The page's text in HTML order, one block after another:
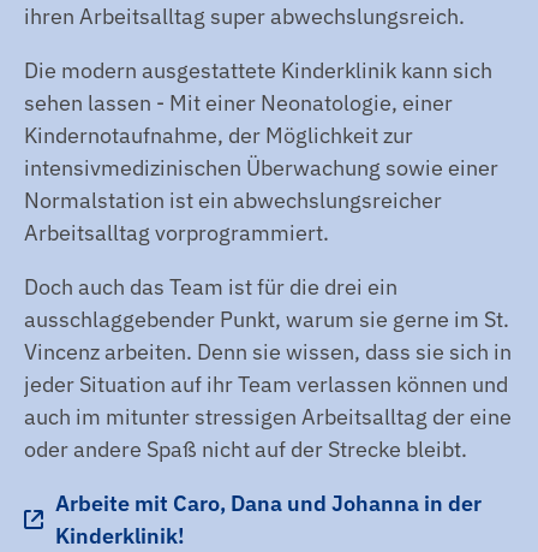
ihren Arbeitsalltag super abwechslungsreich.
Die modern ausgestattete Kinderklinik kann sich
sehen lassen - Mit einer Neonatologie, einer
Kindernotaufnahme, der Möglichkeit zur
intensivmedizinischen Überwachung sowie einer
Normalstation ist ein abwechslungsreicher
Arbeitsalltag vorprogrammiert.
Doch auch das Team ist für die drei ein
ausschlaggebender Punkt, warum sie gerne im St.
Vincenz arbeiten. Denn sie wissen, dass sie sich in
jeder Situation auf ihr Team verlassen können und
auch im mitunter stressigen Arbeitsalltag der eine
oder andere Spaß nicht auf der Strecke bleibt.
Arbeite mit Caro, Dana und Johanna in der
Kinderklinik!